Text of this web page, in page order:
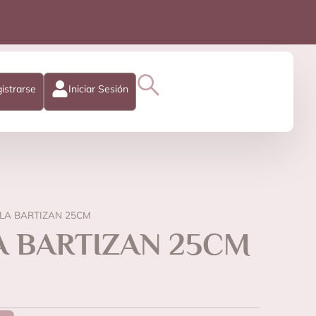
Iniciar Sesión
BARTIZAN 25CM
BARTIZAN 25CM